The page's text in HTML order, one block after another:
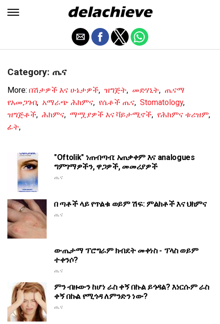
Category: ጤና
More: በሽታዎች እና ሁኔታዎች, ዝግጅት, መድሃኒት, ጤናማ
የአመጋገብ, አማራጭ ሕክምና, የሴቶች ጤና, Stomatology,
ዝግጅቶች, ሕክምና, ማሟያዎች እና ቫይታሚኖች, የሕክምና ቱሪዝም,
ፊት,
"Oftolik" ነጠብጣብ: አጠቃቀም እና analogues
ግምገማዎችን, ዋጋዎች, መመሪያዎች
ጤና
በ ጣቶች ላይ የጥልቁ ወይም ሽፍ: ምልክቶች እና ህክምና
ጤና
ውጤታማ ፕሮግራም ክብደት መቀነስ - ፕላስ ወይም
ተቀንሶ?
ጤና
ምን ብዙውን ከሆነ ራስ ቀኝ በኩል ይጎዳል? እነርሱም ራስ
ቀኝ በኩል የሚጎዳ ለምንድን ነው?
ጤና